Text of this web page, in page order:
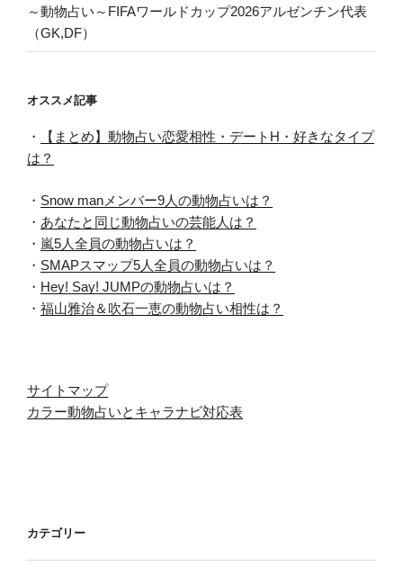
～動物占い～FIFAワールドカップ2026アルゼンチン代表
（GK,DF）
オススメ記事
・
【まとめ】動物占い恋愛相性・デートH・好きなタイプ
は？
・ Snow manメンバー9人の動物占いは？
・ あなたと同じ動物占いの芸能人は？
・ 嵐5人全員の動物占いは？
・ SMAPスマップ5人全員の動物占いは？
・ Hey! Say! JUMPの動物占いは？
・ 福山雅治＆吹石一恵の動物占い相性は？
サイトマップ
カラー動物占いとキャラナビ対応表
カテゴリー